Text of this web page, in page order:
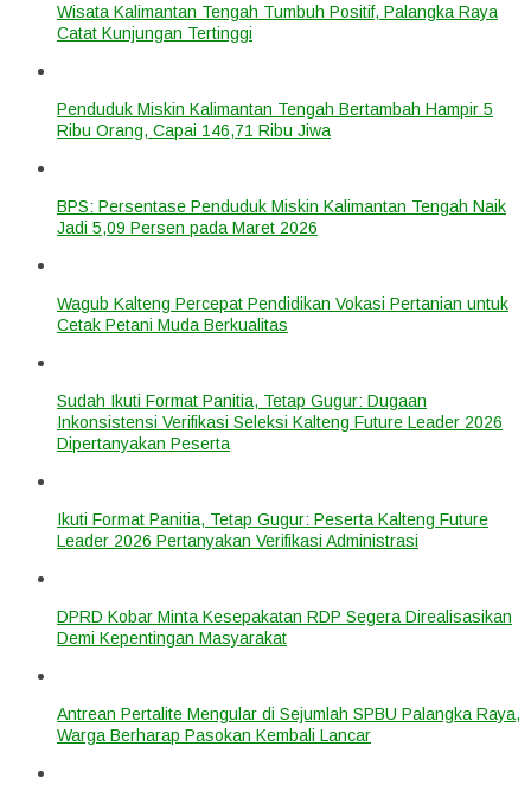
Wisata Kalimantan Tengah Tumbuh Positif, Palangka Raya
Catat Kunjungan Tertinggi
Penduduk Miskin Kalimantan Tengah Bertambah Hampir 5
Ribu Orang, Capai 146,71 Ribu Jiwa
BPS: Persentase Penduduk Miskin Kalimantan Tengah Naik
Jadi 5,09 Persen pada Maret 2026
Wagub Kalteng Percepat Pendidikan Vokasi Pertanian untuk
Cetak Petani Muda Berkualitas
Sudah Ikuti Format Panitia, Tetap Gugur: Dugaan
Inkonsistensi Verifikasi Seleksi Kalteng Future Leader 2026
Dipertanyakan Peserta
Ikuti Format Panitia, Tetap Gugur: Peserta Kalteng Future
Leader 2026 Pertanyakan Verifikasi Administrasi
DPRD Kobar Minta Kesepakatan RDP Segera Direalisasikan
Demi Kepentingan Masyarakat
Antrean Pertalite Mengular di Sejumlah SPBU Palangka Raya,
Warga Berharap Pasokan Kembali Lancar